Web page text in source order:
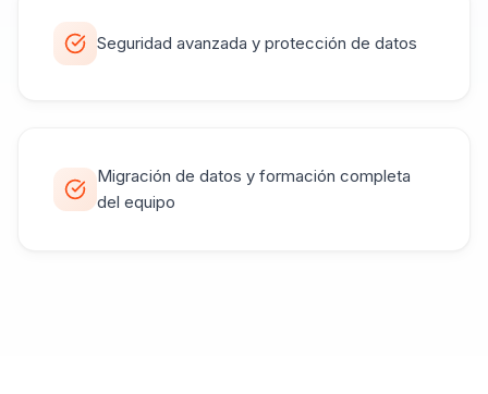
Seguridad avanzada y protección de datos
Migración de datos y formación completa
del equipo